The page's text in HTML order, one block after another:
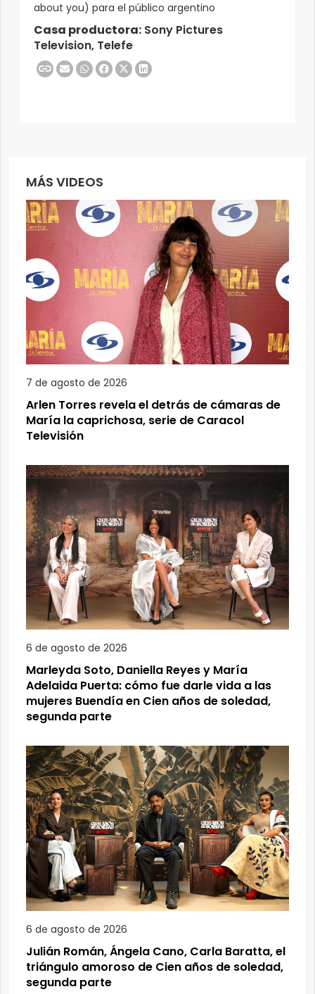
about you) para el público argentino
Casa productora: Sony Pictures
Television, Telefe
MÁS VIDEOS
7 de agosto de 2026
Arlen Torres revela el detrás de cámaras de
María la caprichosa, serie de Caracol
Televisión
6 de agosto de 2026
Marleyda Soto, Daniella Reyes y María
Adelaida Puerta: cómo fue darle vida a las
mujeres Buendía en Cien años de soledad,
segunda parte
6 de agosto de 2026
Julián Román, Ángela Cano, Carla Baratta, el
triángulo amoroso de Cien años de soledad,
segunda parte